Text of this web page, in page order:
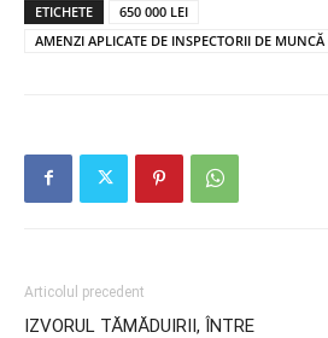
ETICHETE
650 000 LEI
AMENZI APLICATE DE INSPECTORII DE
Articolul precedent
IZVORUL TĂMĂDUIRII, ÎNTRE